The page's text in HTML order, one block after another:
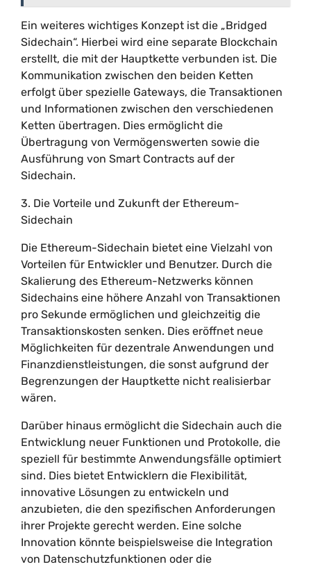
Ein weiteres wichtiges Konzept ist die „Bridged
Sidechain“. Hierbei wird eine separate Blockchain
erstellt, die mit der Hauptkette verbunden ist. Die
Kommunikation zwischen den beiden Ketten
erfolgt über spezielle Gateways, die Transaktionen
und Informationen zwischen den verschiedenen
Ketten übertragen. Dies ermöglicht die
Übertragung von Vermögenswerten sowie die
Ausführung von Smart Contracts auf der
Sidechain.
3. Die Vorteile und Zukunft der Ethereum-
Sidechain
Die Ethereum-Sidechain bietet eine Vielzahl von
Vorteilen für Entwickler und Benutzer. Durch die
Skalierung des Ethereum-Netzwerks können
Sidechains eine höhere Anzahl von Transaktionen
pro Sekunde ermöglichen und gleichzeitig die
Transaktionskosten senken. Dies eröffnet neue
Möglichkeiten für dezentrale Anwendungen und
Finanzdienstleistungen, die sonst aufgrund der
Begrenzungen der Hauptkette nicht realisierbar
wären.
Darüber hinaus ermöglicht die Sidechain auch die
Entwicklung neuer Funktionen und Protokolle, die
speziell für bestimmte Anwendungsfälle optimiert
sind. Dies bietet Entwicklern die Flexibilität,
innovative Lösungen zu entwickeln und
anzubieten, die den spezifischen Anforderungen
ihrer Projekte gerecht werden. Eine solche
Innovation könnte beispielsweise die Integration
von Datenschutzfunktionen oder die